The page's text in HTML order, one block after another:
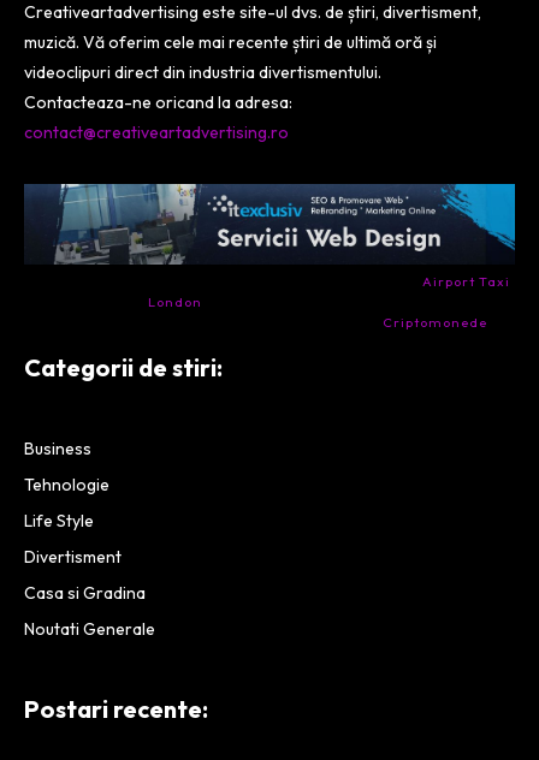
Creativeartadvertising este site-ul dvs. de știri, divertisment,
muzică. Vă oferim cele mai recente știri de ultimă oră și
videoclipuri direct din industria divertismentului.
Contacteaza-ne oricand la adresa:
contact@creativeartadvertising.ro
Airport Taxi
London
Criptomonede
Categorii de stiri:
Business
Tehnologie
Life Style
Divertisment
Casa si Gradina
Noutati Generale
Postari recente: